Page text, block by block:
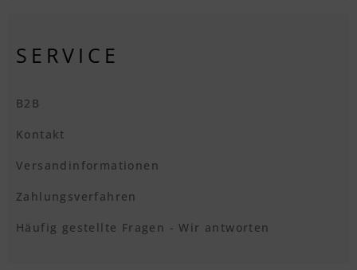
SERVICE
B2B
Kontakt
Versandinformationen
Zahlungsverfahren
Häufig gestellte Fragen - Wir antworten